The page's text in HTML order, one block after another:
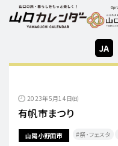
JA
2023年5月14日㈰
有帆市まつり
山陽小野田市 祭・フェスタ